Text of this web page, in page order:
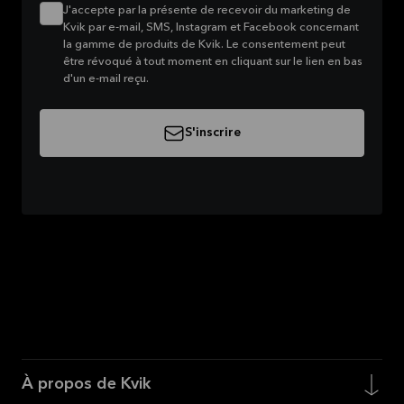
J'accepte par la présente de recevoir du marketing de
Kvik par e-mail, SMS, Instagram et Facebook concernant
la gamme de produits de Kvik. Le consentement peut
être révoqué à tout moment en cliquant sur le lien en bas
d'un e-mail reçu.
S'inscrire
À propos de Kvik